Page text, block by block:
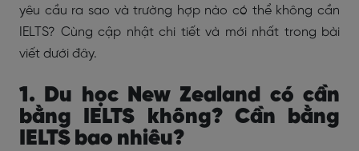
yêu cầu ra sao và trường hợp nào có thể không cần
IELTS? Cùng cập nhật chi tiết và mới nhất trong bài
viết dưới đây.
1. Du học New Zealand có cần
bằng IELTS không? Cần bằng
IELTS bao nhiêu?